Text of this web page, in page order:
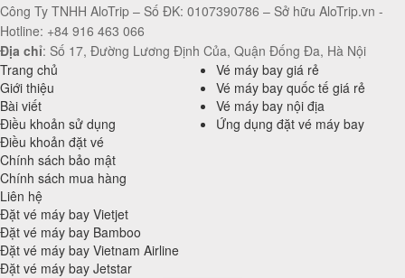
Công Ty TNHH AloTrip – Số ĐK: 0107390786 – Sở hữu AloTrip.vn -
Hotline: +84 916 463 066
Địa chỉ: Số 17, Đường Lương Định Của, Quận Đống Đa, Hà Nội
Trang chủ
Giới thiệu
Bài viết
Điều khoản sử dụng
Điều khoản đặt vé
Chính sách bảo mật
Chính sách mua hàng
Liên hệ
Vé máy bay giá rẻ
Vé máy bay quốc tế giá rẻ
Vé máy bay nội địa
Ứng dụng đặt vé máy bay
Đặt vé máy bay Vietjet
Đặt vé máy bay Bamboo
Đặt vé máy bay Vietnam Airline
Đặt vé máy bay Jetstar